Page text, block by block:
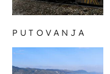
PUTOVANJA